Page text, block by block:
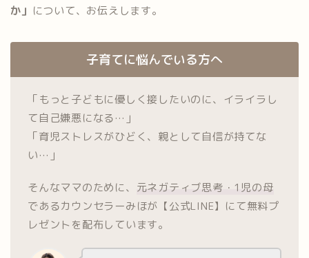
か」 について、お伝えします。
子育てに悩んでいる方へ
「もっと子どもに優しく接したいのに、イライラし
て自己嫌悪になる…」
「育児ストレスがひどく、親として自信が持てな
い…」
そんなママのために、 元ネガティブ思考・1児の母
であるカウンセラーみほが【公式LINE】にて無料プ
レゼントを配布しています。